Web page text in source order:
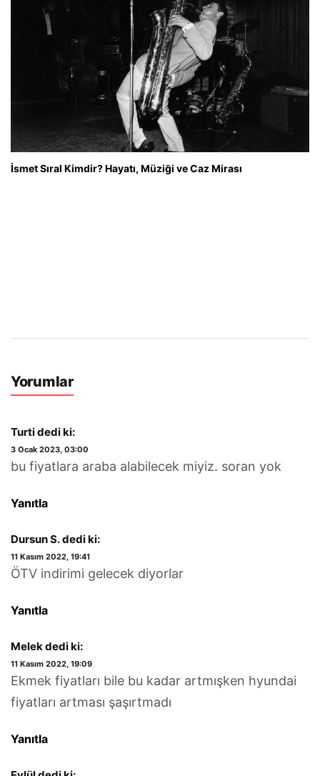
İsmet Sıral Kimdir? Hayatı, Müziği ve Caz Mirası
Yorumlar
Turtidedi ki:
3 Ocak 2023, 03:00
bu fiyatlara araba alabilecek miyiz. soran yok
Yanıtla
Dursun S.dedi ki:
11 Kasım 2022, 19:41
ÖTV indirimi gelecek diyorlar
Yanıtla
Melekdedi ki:
11 Kasım 2022, 19:09
Ekmek fiyatları bile bu kadar artmışken hyundai
fiyatları artması şaşırtmadı
Yanıtla